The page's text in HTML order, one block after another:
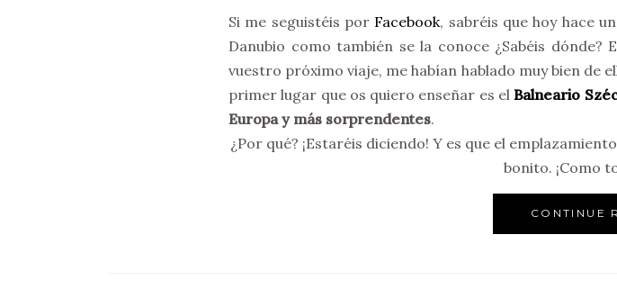
Si me seguistéis por Facebook, sabréis que hoy hace
Danubio como también se la conoce ¿Sabéis
vuestro próximo viaje, me habían hablado muy bien de
primer lugar que os quiero enseñar es el Balneario
Europa y más sorprendentes.
¿Por qué? ¡Estaréis diciendo! Y es que el
bonito. ¡Como
CONTINUE